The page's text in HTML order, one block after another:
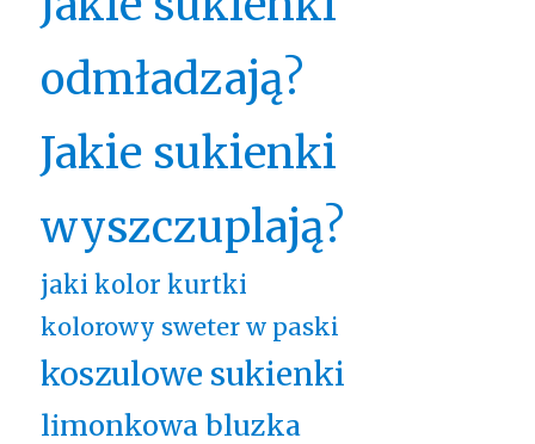
odmładzają?
Jakie sukienki
wyszczuplają?
jaki kolor kurtki
kolorowy sweter w paski
koszulowe sukienki
limonkowa bluzka